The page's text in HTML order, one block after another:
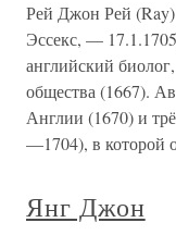
Рей Джон Рей
Эссекс, —
английский
общества (1667).
Англии (1670) и
—1704), в которой
Янг Джон